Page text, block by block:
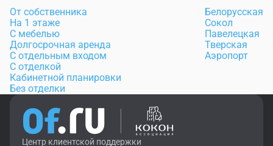
От собственника
На 1 этаже
С мебелью
Долгосрочная аренда
С отдельным входом
С отделкой
Кабинетной планировки
Без отделки
Белорусская
Сокол
Павелецкая
Тверская
Аэропорт
Центр клиентской поддержки